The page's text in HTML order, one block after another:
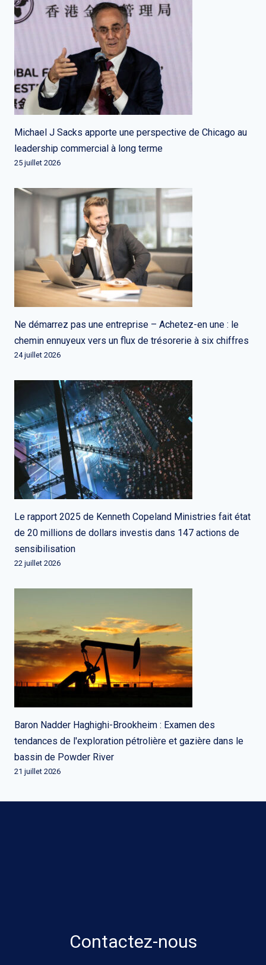
Michael J Sacks apporte une perspective de Chicago au
leadership commercial à long terme
25 juillet 2026
Ne démarrez pas une entreprise – Achetez-en une : le
chemin ennuyeux vers un flux de trésorerie à six chiffres
24 juillet 2026
Le rapport 2025 de Kenneth Copeland Ministries fait état
de 20 millions de dollars investis dans 147 actions de
sensibilisation
22 juillet 2026
Baron Nadder Haghighi-Brookheim : Examen des
tendances de l'exploration pétrolière et gazière dans le
bassin de Powder River
21 juillet 2026
Contactez-nous